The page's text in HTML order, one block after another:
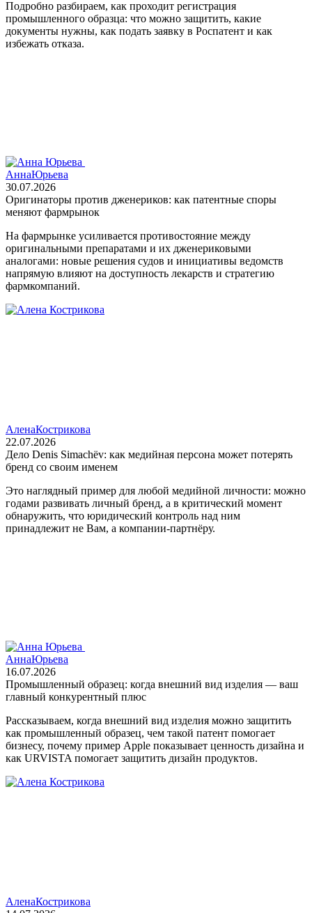
Подробно разбираем, как проходит регистрация
промышленного образца: что можно защитить, какие
документы нужны, как подать заявку в Роспатент и как
избежать отказа.
АннаЮрьева
30.07.2026
Оригинаторы против дженериков: как патентные споры
меняют фармрынок
На фармрынке усиливается противостояние между
оригинальными препаратами и их дженериковыми
аналогами: новые решения судов и инициативы ведомств
напрямую влияют на доступность лекарств и стратегию
фармкомпаний.
АленаКострикова
22.07.2026
Дело Denis Simachëv: как медийная персона может потерять
бренд со своим именем
Это наглядный пример для любой медийной личности: можно
годами развивать личный бренд, а в критический момент
обнаружить, что юридический контроль над ним
принадлежит не Вам, а компании‑партнёру.
АннаЮрьева
16.07.2026
Промышленный образец: когда внешний вид изделия — ваш
главный конкурентный плюс
Рассказываем, когда внешний вид изделия можно защитить
как промышленный образец, чем такой патент помогает
бизнесу, почему пример Apple показывает ценность дизайна и
как URVISTA помогает защитить дизайн продуктов.
АленаКострикова